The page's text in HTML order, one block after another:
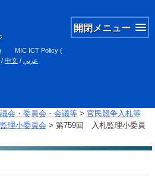
開閉メニュー
MIC ICT Policy (
/ 中文 / عربي
会・委員会・会議等> 官民競争入札等
理小委員会 > 第759回 入札監理小委員